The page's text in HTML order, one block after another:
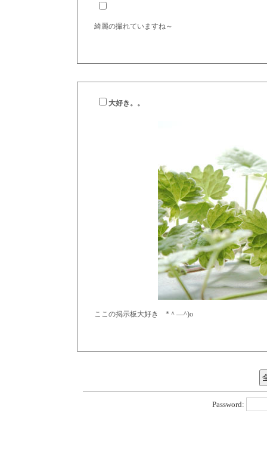
綺麗の撮れていますね～
大好き。。
ここの掲示板大好き *＾―^)o
Password: